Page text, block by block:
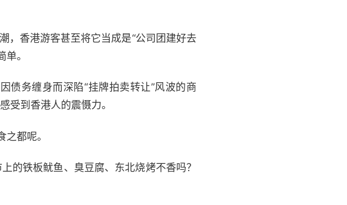
，香港游客甚至将它当成是“公司团建好去
。
债务缠身而深陷“挂牌拍卖转让”风波的商
受到香港人的震慑力。
都呢。
的铁板鱿鱼、臭豆腐、东北烧烤不香吗？